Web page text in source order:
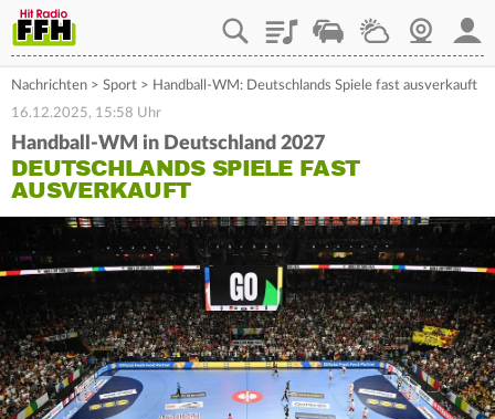
PlaylistStaupilotWetterWebcam
Nachrichten > Sport > Handball-WM: Deutschlands Spiele fast ausverkauft
16.12.2025, 15:58 Uhr
Handball-WM in Deutschland 2027
DEUTSCHLANDS SPIELE FAST
AUSVERKAUFT